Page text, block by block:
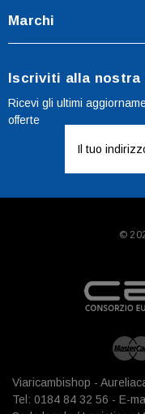
Marchi
Iscriviti alla nostra
Ricevi gli ultimi
offerte
mail
©
Viaricambishop -
Tel: 0184 84 32 56 - E-